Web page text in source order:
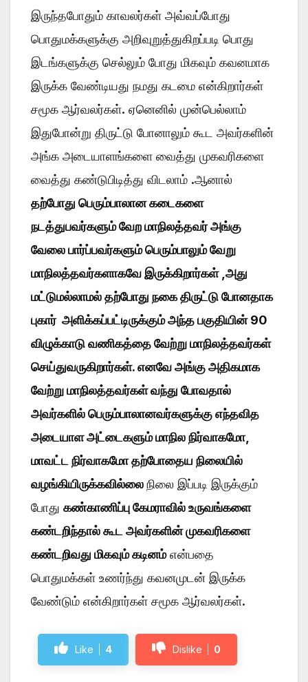
இருந்தபோதும் காவலர்கள் அவ்வப்போது
பொதுமக்களுக்கு அறிவுறுத்துகிறப்படி பொது
இடங்களுக்கு செல்லும் போது மிகவும் கவனமாக
இருக்க வேண்டியது நமது கடமை என்கிறார்கள்
சமூக ஆர்வலர்கள். ஏனெனில் முன்பெல்லாம்
இதுபோன்று திருட்டு போனாலும் கூட அவர்களின்
அங்க அடையாளங்களை வைத்து முகவரிகளை
வைத்து கண்டுபிடித்து விடலாம் .ஆனால்
தற்போது பெரும்பாலான கடைகளை
நடத்துபவர்களும் வேற மாநிலத்தவர் அங்கு
வேலை பார்ப்பவர்களும் பெரும்பாலும் வேறு
மாநிலத்தவர்களாகவே இருக்கிறார்கள் ,அது
மட்டுமல்லாமல் தற்போது நகை திருட்டு போனதாக
புகார் அளிக்கப்பட்டிருக்கும் அந்த பகுதியின் 90
விழுக்காடு வணிகத்தை வேற்று மாநிலத்தவர்கள்
செய்துவருகிறார்கள். எனவே அங்கு அதிகமாக
வேற்று மாநிலத்தவர்கள் வந்து போவதால்
அவர்களில் பெரும்பாலானவர்களுக்கு எந்தவித
அடையாள அட்டைகளும் மாநில நிர்வாகமோ,
மாவட்ட நிர்வாகமோ தற்போதைய நிலையில்
வழங்கியிருக்கவில்லைநிலை இப்படி இருக்கும்
போது கண்காணிப்பு கேமராவில் உருவங்களை
கண்டறிந்தால் கூட அவர்களின் முகவரிகளை
கண்டறிவது மிகவும் கடினம்என்பதை
பொதுமக்கள் உணர்ந்து கவனமுடன் இருக்க
வேண்டும் என்கிறார்கள் சமூக ஆர்வலர்கள்.
Like 4 Dislike 0